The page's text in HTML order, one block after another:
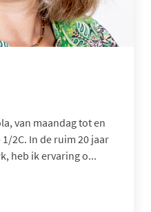
van maandag tot en
2C. In de ruim 20 jaar
heb ik ervaring o...